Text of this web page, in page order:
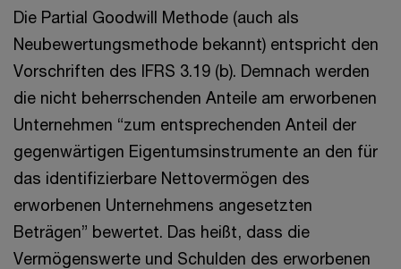
Die Partial Goodwill Methode (auch als
Neubewertungsmethode bekannt) entspricht den
Vorschriften des IFRS 3.19 (b). Demnach werden
die nicht beherrschenden Anteile am erworbenen
Unternehmen “zum entsprechenden Anteil der
gegenwärtigen Eigentumsinstrumente an den für
das identifizierbare Nettovermögen des
erworbenen Unternehmens angesetzten
Beträgen” bewertet. Das heißt, dass die
Vermögenswerte und Schulden des erworbenen